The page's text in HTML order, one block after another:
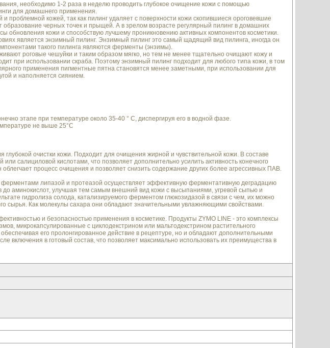
необходимо 1-2 раза в неделю проводить глубокое очищение кожи с помощью
для домашнего применения.
кожей, так как пилинг удаляет с поверхности кожи скопившиеся ороговевшие
черных точек и прыщей. А в зрелом возрасте регулярный пилинг в домашних
обновления кожи и способствую лучшему проникновению активных компонентов косметики.
является энзимный пилинг. Энзимный пилинг это самый щадящий вид пилинга, иногда он
такого пилинга являются ферменты (энзимы).
роговые чешуйки и таким образом мягко, но тем не менее тщательно очищают кожу и
при использовании скраба. Поэтому энзимный пилинг подходит для любого типа кожи, в том
применения пигментные пятна становятся менее заметными, при использовании для
и наполняется сиянием.
этапе при температуре около 35-40 ° C, диспергируя его в водной фазе.
не выше 25°С
глубокой очистки кожи. Подходит для очищения жирной и чувствительной кожи. В составе
салициловой кислотами, что позволяет дополнительно усилить активность конечного
процесс очищения и позволяет снизить содержание других более агрессивных ПАВ.
ферментами липазой и протеазой осуществляет эффективную ферментативную деградацию
до аминокислот, улучшая тем самым внешний вид кожи с высыпаниями, угревой сыпью и
гидролиза солода, катализируемого ферментом глюкозидазой в связи с чем, их можно
сырья. Как молекулы сахара они обладают значительными увлажняющими свойствами.
и безопасностью применения в косметике. Продукты ZYMO LINE - это комплексы
микрокапсулированные с циклодекстрином или мальтодекстрином растительного
его пролонгированное действие в рецептуре, но и обладают дополнительными
включения в готовый состав, что позволяет максимально использовать их преимущества в